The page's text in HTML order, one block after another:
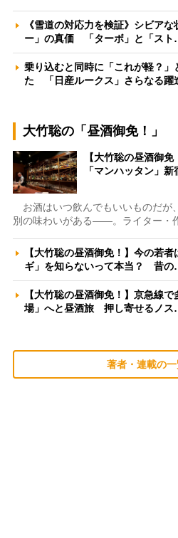
《雪道の対応力を検証》シビア
ー」の真価 「ターボ」と「ス
乗り込むと同時に「これが軽？」
た 「日産ルークス」さらなる
大竹聡の「昼酒御免！」
【大竹聡の昼酒御
「マンハッタン」
お酒はいつ飲んでもいいものだが
別の味わいがある――。ライター・
【大竹聡の昼酒御免！】今の若
ギ」を知らないって本当？ 昔
【大竹聡の昼酒御免！】京急線
場」へと昼酒旅 押し寄せるノ
著者・連載の